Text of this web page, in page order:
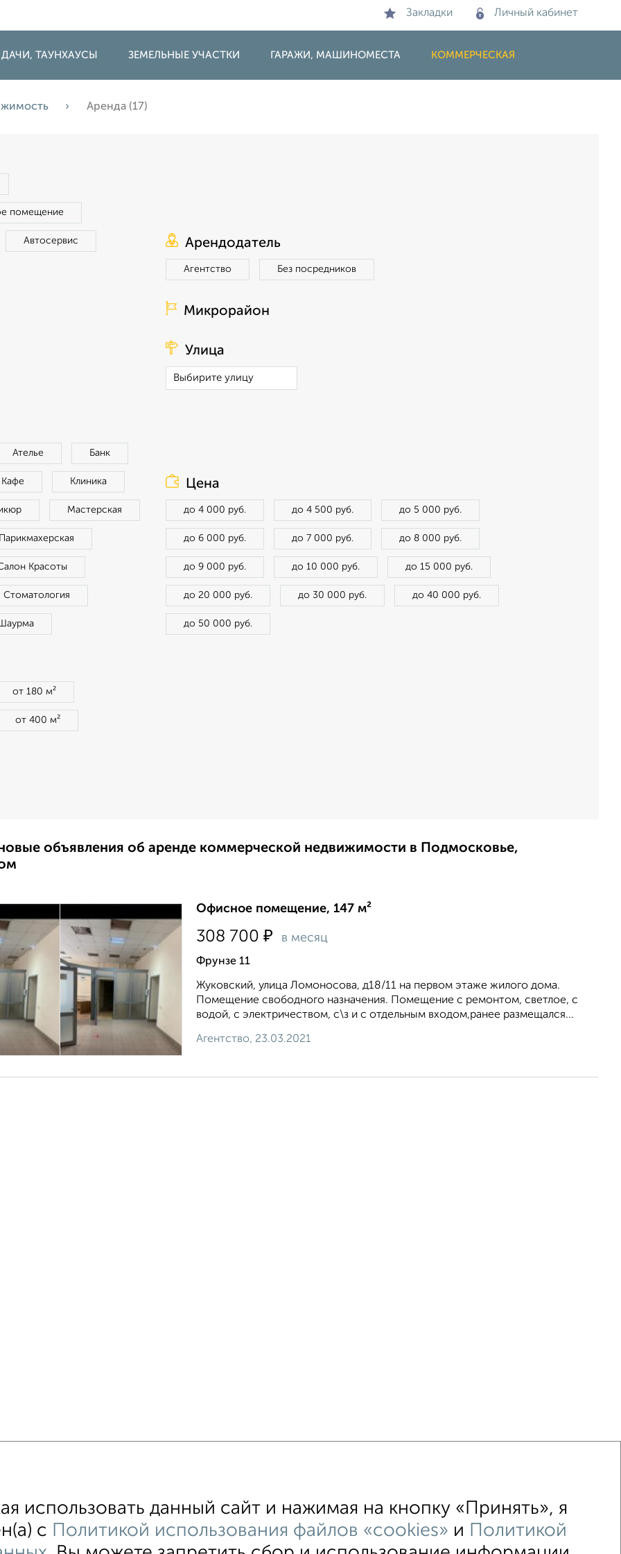
Закладки Личный кабинет
ТАУНХАУСЫ ЗЕМЕЛЬНЫЕ УЧАСТКИ ГАРАЖИ, МАШИНОМЕСТА КОММЕРЧЕСКАЯ
Аренда (17)
помещение
Автосервис Арендодатель
Агентство Без посредников
Микрорайон
Улица
Ателье Банк
Кафе Клиника
Мастерская
Красоты
Стоматология
Цена
до 4 000 руб. до 4 500 руб. до 5 000 руб.
до 6 000 руб. до 7 000 руб. до 8 000 руб.
до 9 000 руб. до 10 000 руб. до 15 000 руб.
до 20 000 руб. до 30 000 руб. до 40 000 руб.
до 50 000 руб.
от 180 м²
от 400 м²
объявления об аренде коммерческой недвижимости в Подмосковье,
Офисное помещение, 147 м²
308 700 ₽ в месяц
Фрунзе 11
Жуковский, улица Ломоносова, д18/11 на первом этаже жилого дома.
Помещение свободного назначения. Помещение с ремонтом, светлое, с
водой, с электричеством, с\з и с отдельным входом,ранее размещался...
Агентство, 23.03.2021
↑ НАВЕРХ К МЕНЮ
использовать данный сайт и нажимая на кнопку «Принять», я
с
Политикой использования файлов «cookies» и
Политикой